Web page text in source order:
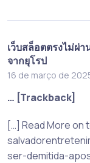
เว็บสล็อตตรงไม่ผ่า
จากยุโรป
16 de março de
… [Trackback]
[…] Read More on
ser-demitida-